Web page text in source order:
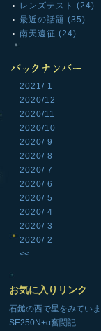
レンズテスト (24)
最近の話題 (35)
南天遠征 (24)
2021/ 1
2020/12
2020/11
2020/10
2020/ 9
2020/ 8
2020/ 7
2020/ 6
2020/ 5
2020/ 4
2020/ 3
2020/ 2
<<
お気に入りリンク
石鎚の西で星をみてい
SE250N+α奮闘記